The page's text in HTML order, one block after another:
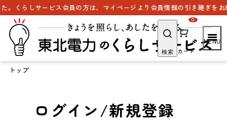
くらしサービス会員の方は、マイページより会員情報の引き継ぎをお願
検索 カート
0
トップ
ログイン/新規登録